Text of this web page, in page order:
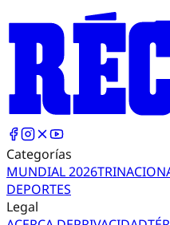
Categorías
MUNDIAL 2026TRI
DEPORTES
Legal